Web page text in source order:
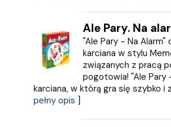
Ale Pary. Na
"Ale Pary - Na
karciana w stylu
związanych z pracą
pogotowia! "Ale Pary
karciana, w którą gra się szybko i
pełny opis ]